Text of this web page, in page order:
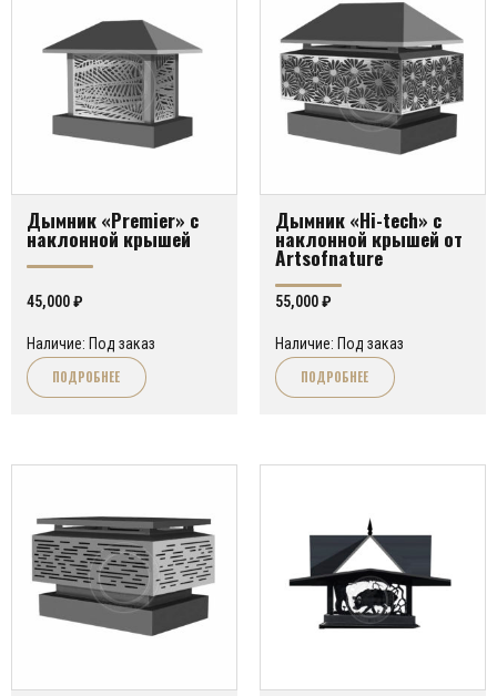
Дымник «Premier» с
наклонной крышей
45,000₽
Наличие: Под заказ
ПОДРОБНЕЕ
Дымник «Hi-tech» с
наклонной крышей от
Artsofnature
55,000₽
Наличие: Под заказ
ПОДРОБНЕЕ